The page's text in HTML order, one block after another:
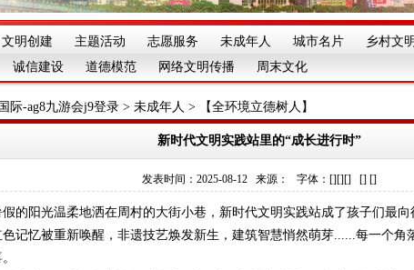
文明创建 主题活动 志愿服务 未成年人 城市名片 乡村文
诚信建设 道德模范 网络文明传播 周末文化
际-ag8九游会j9登录 > 未成年人 > 【全环境立德树人】
新时代文明实践站里的“成长进行时”
发表时间：2025-08-12 来源： 字体：[][][] [] []
阳光温柔地洒在周村的大街小巷，新时代文明实践站成了孩子们最向
色记忆被重新唤醒，非遗技艺焕发新生，建筑智慧悄然萌芽......每一个角